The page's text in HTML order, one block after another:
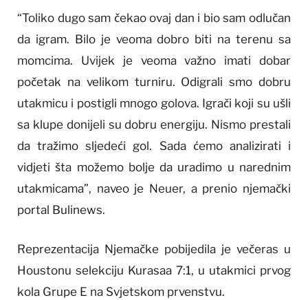
“Toliko dugo sam čekao ovaj dan i bio sam odlučan
da igram. Bilo je veoma dobro biti na terenu sa
momcima. Uvijek je veoma važno imati dobar
početak na velikom turniru. Odigrali smo dobru
utakmicu i postigli mnogo golova. Igrači koji su ušli
sa klupe donijeli su dobru energiju. Nismo prestali
da tražimo sljedeći gol. Sada ćemo analizirati i
vidjeti šta možemo bolje da uradimo u narednim
utakmicama”, naveo je Neuer, a prenio njemački
portal Bulinews.
Reprezentacija Njemačke pobijedila je večeras u
Houstonu selekciju Kurasaa 7:1, u utakmici prvog
kola Grupe E na Svjetskom prvenstvu.